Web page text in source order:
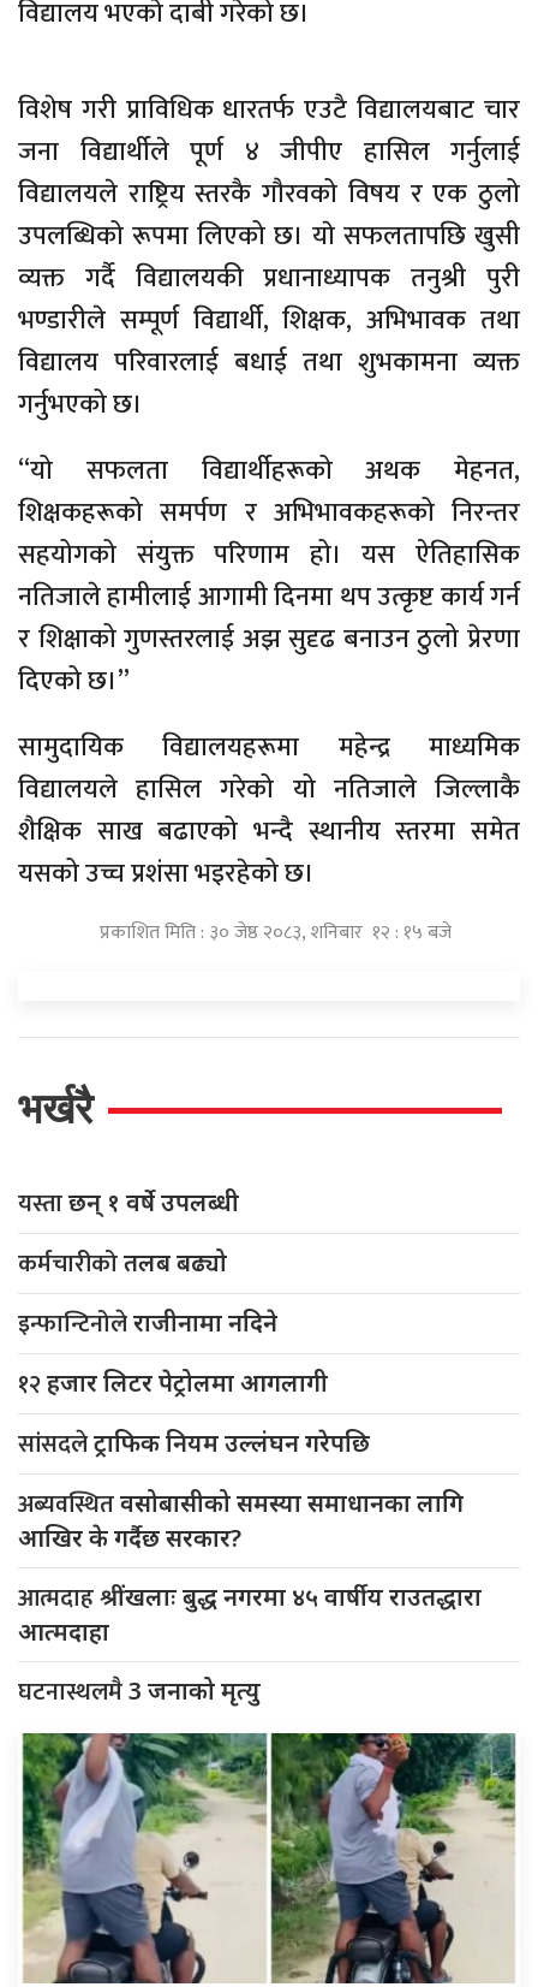
विद्यालय भएकाे दाबी गरेको छ।
विशेष गरी प्राविधिक धारतर्फ एउटै विद्यालयबाट चार
जना विद्यार्थीले पूर्ण ४ जीपीए हासिल गर्नुलाई
विद्यालयले राष्ट्रिय स्तरकै गौरवको विषय र एक ठुलो
उपलब्धिको रूपमा लिएको छ। याे सफलतापछि खुसी
व्यक्त गर्दै विद्यालयकी प्रधानाध्यापक तनुश्री पुरी
भण्डारीले सम्पूर्ण विद्यार्थी, शिक्षक, अभिभावक तथा
विद्यालय परिवारलाई बधाई तथा शुभकामना व्यक्त
गर्नुभएको छ।
“यो सफलता विद्यार्थीहरूको अथक मेहनत,
शिक्षकहरूको समर्पण र अभिभावकहरूको निरन्तर
सहयोगको संयुक्त परिणाम हो। यस ऐतिहासिक
नतिजाले हामीलाई आगामी दिनमा थप उत्कृष्ट कार्य गर्न
र शिक्षाको गुणस्तरलाई अझ सुदृढ बनाउन ठुलो प्रेरणा
दिएको छ।”
सामुदायिक विद्यालयहरूमा महेन्द्र माध्यमिक
विद्यालयले हासिल गरेको यो नतिजाले जिल्लाकै
शैक्षिक साख बढाएको भन्दै स्थानीय स्तरमा समेत
यसको उच्च प्रशंसा भइरहेको छ।
प्रकाशित मिति : ३० जेष्ठ २०८३, शनिबार १२ : १५ बजे
भर्खरै
यस्ताछन् १ वर्षे उपलब्धी
कर्मचारीकोतलब बढ्यो
इन्फान्टिनोलेराजीनामा नदिने
१२हजार लिटर पेट्रोलमा आगलागी
सांसदलेट्राफिक नियम उल्लंघन गरेपछि
अब्यवस्थितवसोबासीको समस्या समाधानका लागि
आखिर के गर्दैछ सरकार?
आत्मदाहश्रींखलाः बुद्ध नगरमा ४५ वार्षीय राउतद्धारा
आत्मदाहा
घटनास्थलमै3 जनाको मृत्यु